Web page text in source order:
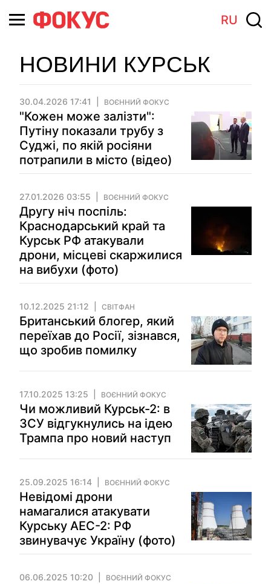
RU
НОВИНИ КУРСЬК
30.04.2026 17:41 ВОЄННИЙ ФОКУС
"Кожен може залізти":
Путіну показали трубу з
Суджі, по якій росіяни
потрапили в місто (відео)
27.01.2026 03:55 ВОЄННИЙ ФОКУС
Другу ніч поспіль:
Краснодарський край та
Курськ РФ атакували
дрони, місцеві скаржилися
на вибухи (фото)
10.12.2025 21:12 СВІТФАН
Британський блогер, який
переїхав до Росії, зізнався,
що зробив помилку
17.10.2025 13:25 ВОЄННИЙ ФОКУС
Чи можливий Курськ-2: в
ЗСУ відгукнулись на ідею
Трампа про новий наступ
25.09.2025 16:14 ВОЄННИЙ ФОКУС
Невідомі дрони
намагалися атакувати
Курську АЕС-2: РФ
звинувачує Україну (фото)
06.06.2025 10:20 ВОЄННИЙ ФОКУС